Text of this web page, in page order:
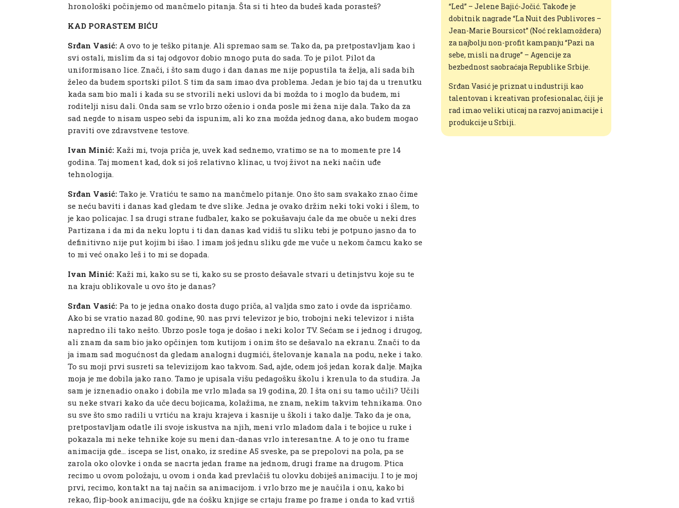
hronološki počinjemo od mančmelo pitanja. Šta si ti hteo da budeš kada porasteš?
KAD PORASTEM BIĆU
Srđan Vasić: A ovo to je teško pitanje. Ali spremao sam se. Tako da, pa pretpostavljam kao i
svi ostali, mislim da si taj odgovor dobio mnogo puta do sada. To je pilot. Pilot da
uniformisano lice. Znači, i što sam dugo i dan danas me nije popustila ta želja, ali sada bih
želeo da budem sportski pilot. S tim da sam imao dva problema. Jedan je bio taj da u trenutku
kada sam bio mali i kada su se stvorili neki uslovi da bi možda to i moglo da budem, mi
roditelji nisu dali. Onda sam se vrlo brzo oženio i onda posle mi žena nije dala. Tako da za
sad negde to nisam uspeo sebi da ispunim, ali ko zna možda jednog dana, ako budem mogao
praviti ove zdravstvene testove.
Ivan Minić: Kaži mi, tvoja priča je, uvek kad sednemo, vratimo se na to momente pre 14
godina. Taj moment kad, dok si još relativno klinac, u tvoj život na neki način uđe
tehnologija.
Srđan Vasić:Tako je. Vratiću te samo na mančmelo pitanje. Ono što sam svakako znao čime
se neću baviti i danas kad gledam te dve slike. Jedna je ovako držim neki toki voki i šlem, to
je kao policajac. I sa drugi strane fudbaler, kako se pokušavaju ćale da me obuče u neki dres
Partizana i da mi da neku loptu i ti dan danas kad vidiš tu sliku tebi je potpuno jasno da to
definitivno nije put kojim bi išao. I imam još jednu sliku gde me vuče u nekom čamcu kako se
to mi već onako leš i to mi se dopada.
Ivan Minić: Kaži mi, kako su se ti, kako su se prosto dešavale stvari u detinjstvu koje su te
na kraju oblikovale u ovo što je danas?
Srđan Vasić: Pa to je jedna onako dosta dugo priča, al valjda smo zato i ovde da ispričamo.
Ako bi se vratio nazad 80. godine, 90. nas prvi televizor je bio, trobojni neki televizor i ništa
napredno ili tako nešto. Ubrzo posle toga je došao i neki kolor TV. Sećam se i jednog i drugog,
ali znam da sam bio jako opčinjen tom kutijom i onim što se dešavalo na ekranu. Znači to da
ja imam sad mogućnost da gledam analogni dugmići, štelovanje kanala na podu, neke i tako.
To su moji prvi susreti sa televizijom kao takvom. Sad, ajde, odem još jedan korak dalje. Majka
moja je me dobila jako rano. Tamo je upisala višu pedagošku školu i krenula to da studira. Ja
sam je iznenadio onako i dobila me vrlo mlada sa 19 godina, 20. I šta oni su tamo učili? Učili
su neke stvari kako da uče decu bojicama, kolažima, ne znam, nekim takvim tehnikama. Ono
su sve što smo radili u vrtiću na kraju krajeva i kasnije u školi i tako dalje. Tako da je ona,
pretpostavljam odatle ili svoje iskustva na njih, meni vrlo mladom dala i te bojice u ruke i
pokazala mi neke tehnike koje su meni dan-danas vrlo interesantne. A to je ono tu frame
animacija gde… iscepa se list, onako, iz sredine A5 sveske, pa se prepolovi na pola, pa se
zarola oko olovke i onda se nacrta jedan frame na jednom, drugi frame na drugom. Ptica
recimo u ovom položaju, u ovom i onda kad prevlačiš tu olovku dobiješ animaciju. I to je moj
prvi, recimo, kontakt na taj način sa animacijom. i vrlo brzo me je naučila i onu, kako bi
rekao, flip-book animaciju, gde na ćošku knjige se crtaju frame po frame i onda to kad vrtiš
“Led” – Jelene Bajić-Jočić. Takođe je
dobitnik nagrade “La Nuit des Publivores –
Jean-Marie Boursicot” (Noć reklamoždera)
za najbolju non-profit kampanju “Pazi na
sebe, misli na druge” – Agencije za
bezbednost saobraćaja Republike Srbije.
Srđan Vasić je priznat u industriji kao
talentovan i kreativan profesionalac, čiji je
rad imao veliki uticaj na razvoj animacije i
produkcije u Srbiji.